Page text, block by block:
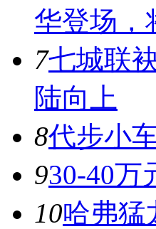
华登场，
7七城联
陆向上
8代步小
930-40万
10哈弗猛